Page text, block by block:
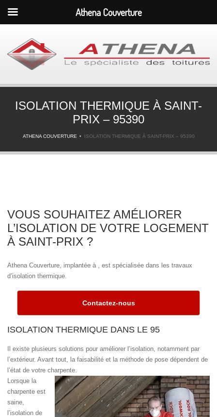
ISOLATION THERMIQUE À SAINT-
PRIX – 95390
ATHENA COUVERTURE ISOLATION THERMIQUE À SAINT-PRIX – 95390
VOUS SOUHAITEZ AMÉLIORER
L’ISOLATION DE VOTRE LOGEMENT
À SAINT-PRIX ?
Athena Couverture, implantée à , est spécialisée dans les travaux
d’isolation thermique.
Contactez-nous
ISOLATION THERMIQUE DANS LE 95
Il existe plusieurs solutions pour améliorer l’isolation, notamment par
l’extérieur. Avant tout, la faisabilité et la méthode de pose dépendent de
l’état de votre charpente.
Lorsque la
charpente est
saine,
l’isolation de
Athena Couverture